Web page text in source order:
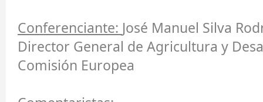
Conferenciante: José Manuel Silva
Director General de Agricultura y
Comisión Europea